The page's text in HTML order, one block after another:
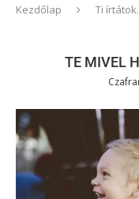
Kezdőlap Ti
TE MIVEL